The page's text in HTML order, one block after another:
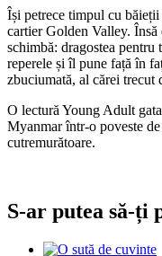
Își petrece timpul cu
cartier Golden Valley.
schimbă: dragostea pentru
reperele și îl pune față în
zbuciumată, al cărei trecut
O lectură Young Adult
Myanmar într-o poveste
cutremurătoare.
S-ar putea să-ți